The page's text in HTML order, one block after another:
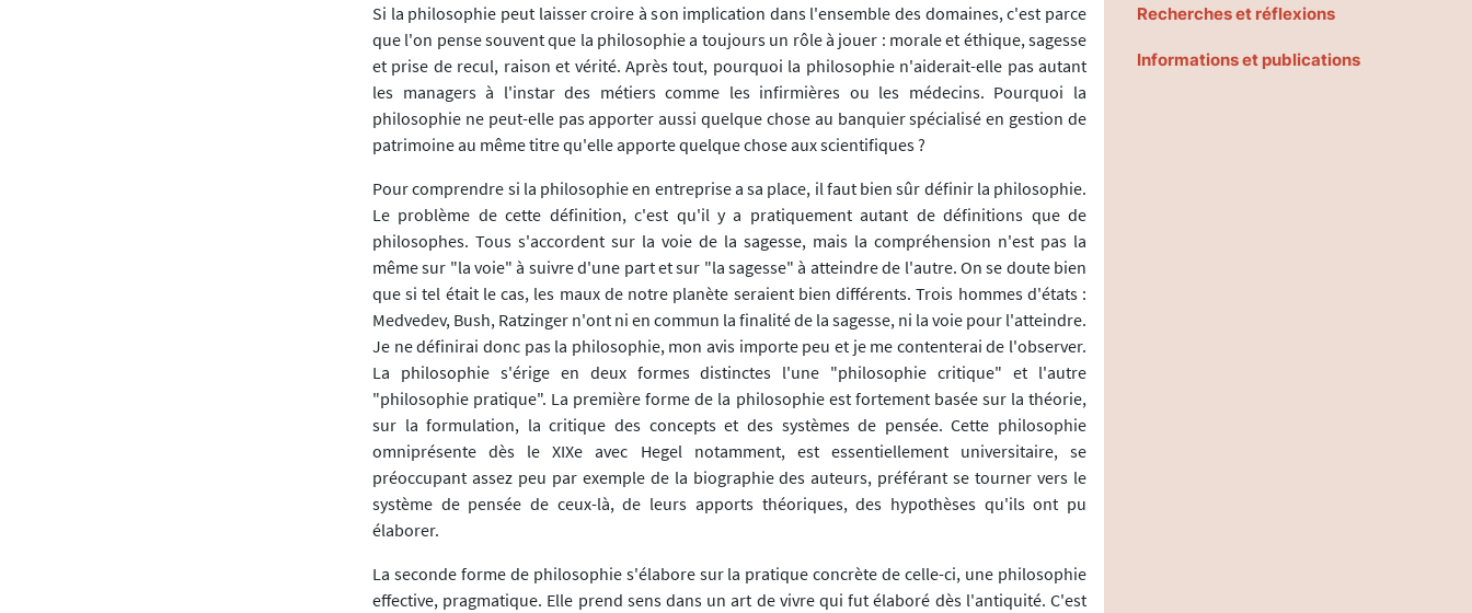
Si la philosophie peut laisser croire à son implication dans l'ensemble des domaines, c'est parce
que l'on pense souvent que la philosophie a toujours un rôle à jouer : morale et éthique, sagesse
et prise de recul, raison et vérité. Après tout, pourquoi la philosophie n'aiderait-elle pas autant
les managers à l'instar des métiers comme les infirmières ou les médecins. Pourquoi la
philosophie ne peut-elle pas apporter aussi quelque chose au banquier spécialisé en gestion de
patrimoine au même titre qu'elle apporte quelque chose aux scientifiques ?
Pour comprendre si la philosophie en entreprise a sa place, il faut bien sûr définir la philosophie.
Le problème de cette définition, c'est qu'il y a pratiquement autant de définitions que de
philosophes. Tous s'accordent sur la voie de la sagesse, mais la compréhension n'est pas la
même sur "la voie" à suivre d'une part et sur "la sagesse" à atteindre de l'autre. On se doute bien
que si tel était le cas, les maux de notre planète seraient bien différents. Trois hommes d'états :
Medvedev, Bush, Ratzinger n'ont ni en commun la finalité de la sagesse, ni la voie pour l'atteindre.
Je ne définirai donc pas la philosophie, mon avis importe peu et je me contenterai de l'observer.
La philosophie s'érige en deux formes distinctes l'une "philosophie critique" et l'autre
"philosophie pratique". La première forme de la philosophie est fortement basée sur la théorie,
sur la formulation, la critique des concepts et des systèmes de pensée. Cette philosophie
omniprésente dès le XIXe avec Hegel notamment, est essentiellement universitaire, se
préoccupant assez peu par exemple de la biographie des auteurs, préférant se tourner vers le
système de pensée de ceux-là, de leurs apports théoriques, des hypothèses qu'ils ont pu
élaborer.
La seconde forme de philosophie s'élabore sur la pratique concrète de celle-ci, une philosophie
effective, pragmatique. Elle prend sens dans un art de vivre qui fut élaboré dès l'antiquité. C'est
Recherches et réflexions
Informations et publications